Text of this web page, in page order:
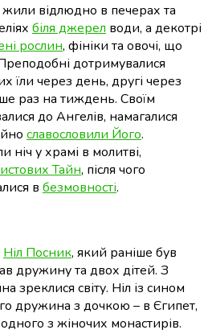
відлюдно в печерах та
біля джерел води, а декотрі
рослин, фініки та овочі, що
дотримувалися
їли через день, другі через
раз на тиждень. Своїм
до Ангелів, намагалися
славословили Його.
ніч у храмі в молитві,
Тайн, після чого
в безмовності.
Ніл Посник, який раніше був
дружину та двох дітей. З
зреклися світу. Ніл із сином
дружина з дочкою – в Єгипет,
з жіночих монастирів.